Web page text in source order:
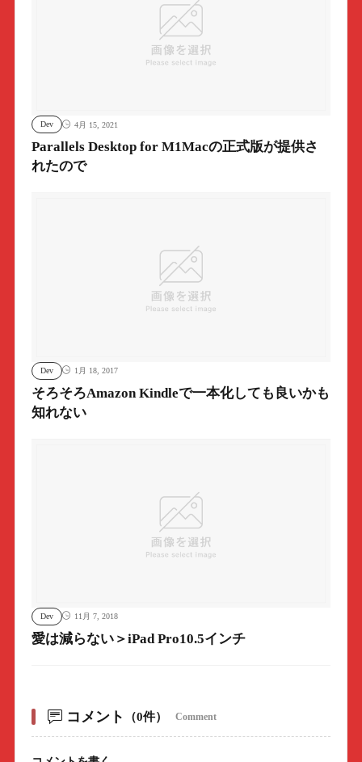
Dev 4月 15, 2021
Parallels Desktop for M1Macの正式版が提供さ
れたので
Dev 1月 18, 2017
そろそろAmazon Kindleで一本化しても良いかも
知れない
Dev 11月 7, 2018
愛は減らない＞iPad Pro10.5インチ
コメント （0件） Comment